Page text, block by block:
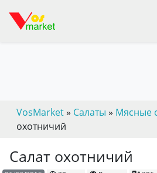
VosMarket» Салаты » Мясные
охотничий
Салат охотничий